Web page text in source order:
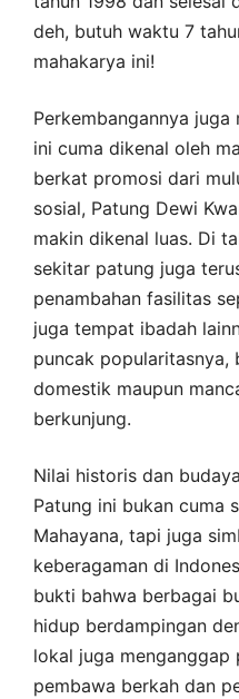
deh, butuh waktu 7
mahakarya ini!
Perkembangannya
ini cuma dikenal oleh
berkat promosi dari
sosial, Patung Dewi
makin dikenal luas. Di
sekitar patung juga
penambahan fasilitas
juga tempat ibadah
puncak popularitasnya,
domestik maupun
berkunjung.
Nilai historis dan
Patung ini bukan cuma
Mahayana, tapi juga
keberagaman di
bukti bahwa berbagai
hidup berdampingan
lokal juga menganggap
pembawa berkah dan